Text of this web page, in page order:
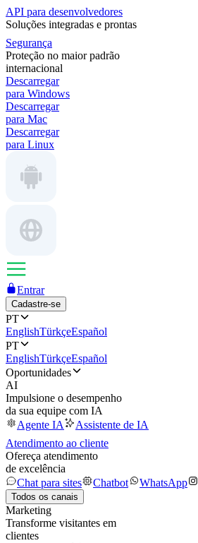
API para desenvolvedores
Soluções integradas e prontas
Segurança
Proteção no maior padrão
internacional
Descarregar
para Windows
Descarregar
para Mac
Descarregar
para Linux
Entrar
Cadastre-se
PT
EnglishTürkçeEspañol
PT
EnglishTürkçeEspañol
Oportunidades
AI
Impulsione o desempenho
da sua equipe com IA
Agente IA
Assistente de IA
Atendimento ao cliente
Ofereça atendimento
de excelência
Chat para sites
Chatbot WhatsApp
Todos os canais
Marketing
Transforme visitantes em
clientes